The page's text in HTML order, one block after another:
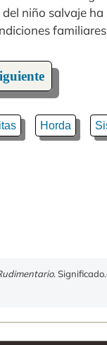
niño salvaje
Horda
.